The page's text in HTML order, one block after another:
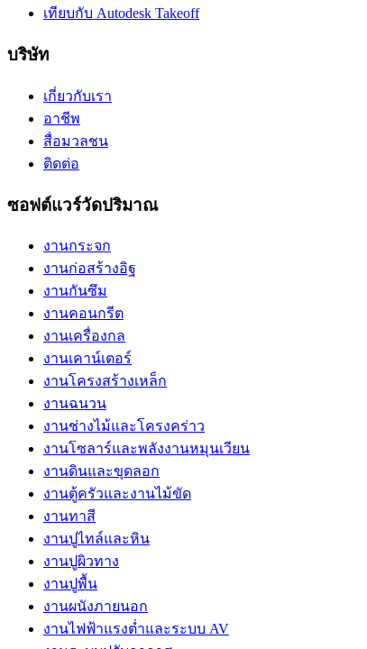
เทียบกับ Autodesk Takeoff
บริษัท
เกี่ยวกับเรา
อาชีพ
สื่อมวลชน
ติดต่อ
ซอฟต์แวร์วัดปริมาณ
งานกระจก
งานก่อสร้างอิฐ
งานกันซึม
งานคอนกรีต
งานเครื่องกล
งานเคาน์เตอร์
งานโครงสร้างเหล็ก
งานฉนวน
งานช่างไม้และโครงคร่าว
งานโซลาร์และพลังงานหมุนเวียน
งานดินและขุดลอก
งานตู้ครัวและงานไม้ขัด
งานทาสี
งานปูไทล์และหิน
งานปูผิวทาง
งานปูพื้น
งานผนังภายนอก
งานไฟฟ้าแรงต่ำและระบบ AV